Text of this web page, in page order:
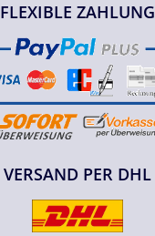
FLEXIBLE ZAHLUNG
VERSAND PER DHL